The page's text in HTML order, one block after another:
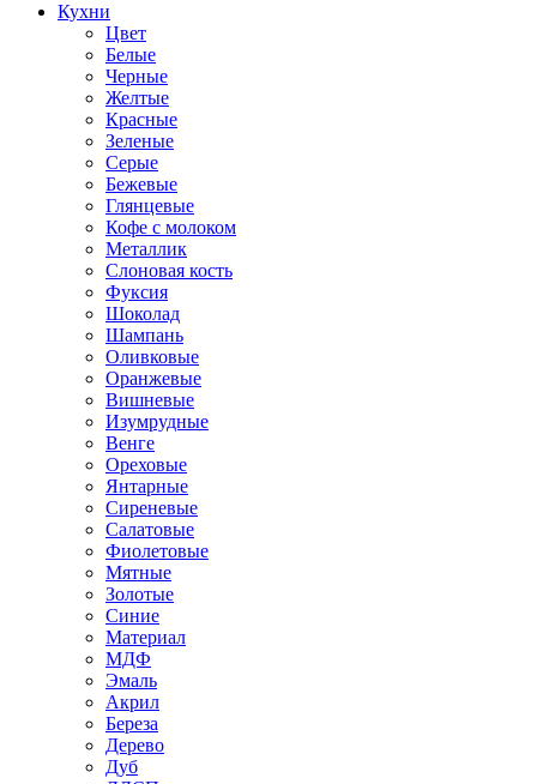
Кухни
Цвет
Белые
Черные
Желтые
Красные
Зеленые
Серые
Бежевые
Глянцевые
Кофе с молоком
Металлик
Слоновая кость
Фуксия
Шоколад
Шампань
Оливковые
Оранжевые
Вишневые
Изумрудные
Венге
Ореховые
Янтарные
Сиреневые
Салатовые
Фиолетовые
Мятные
Золотые
Синие
Материал
МДФ
Эмаль
Акрил
Береза
Дерево
Дуб